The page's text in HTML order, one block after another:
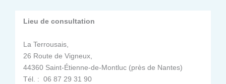
Lieu de consultation
La Terrousais,
26 Route de Vigneux,
44360 Saint-Étienne-de-Montluc (près de Nantes)
Tél. : 06 87 29 31 90